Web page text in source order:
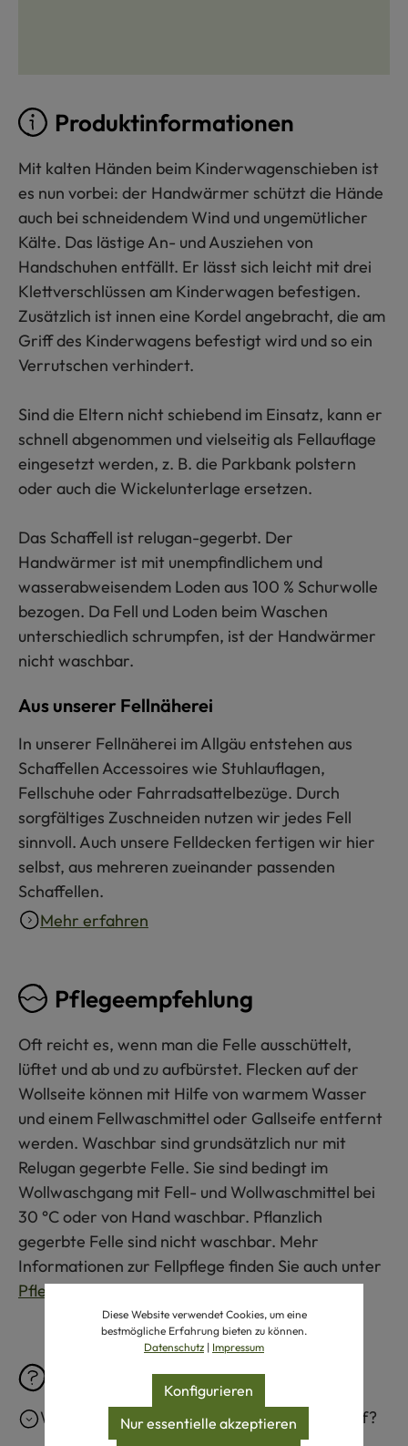
Produktinformationen
Mit kalten Händen beim Kinderwagenschieben ist
es nun vorbei: der Handwärmer schützt die Hände
auch bei schneidendem Wind und ungemütlicher
Kälte. Das lästige An- und Ausziehen von
Handschuhen entfällt. Er lässt sich leicht mit drei
Klettverschlüssen am Kinderwagen befestigen.
Zusätzlich ist innen eine Kordel angebracht, die am
Griff des Kinderwagens befestigt wird und so ein
Verrutschen verhindert.
Sind die Eltern nicht schiebend im Einsatz, kann er
schnell abgenommen und vielseitig als Fellauflage
eingesetzt werden, z. B. die Parkbank polstern
oder auch die Wickelunterlage ersetzen.
Das Schaffell ist relugan-gegerbt. Der
Handwärmer ist mit unempfindlichem und
wasserabweisendem Loden aus 100 % Schurwolle
bezogen. Da Fell und Loden beim Waschen
unterschiedlich schrumpfen, ist der Handwärmer
nicht waschbar.
Aus unserer Fellnäherei
In unserer Fellnäherei im Allgäu entstehen aus
Schaffellen Accessoires wie Stuhlauflagen,
Fellschuhe oder Fahrradsattelbezüge. Durch
sorgfältiges Zuschneiden nutzen wir jedes Fell
sinnvoll. Auch unsere Felldecken fertigen wir hier
selbst, aus mehreren zueinander passenden
Schaffellen.
Mehr erfahren
Pflegeempfehlung
Oft reicht es, wenn man die Felle ausschüttelt,
lüftet und ab und zu aufbürstet. Flecken auf der
Wollseite können mit Hilfe von warmem Wasser
und einem Fellwaschmittel oder Gallseife entfernt
werden. Waschbar sind grundsätzlich nur mit
Relugan gegerbte Felle. Sie sind bedingt im
Wollwaschgang mit Fell- und Wollwaschmittel bei
30 °C oder von Hand waschbar. Pflanzlich
gegerbte Felle sind nicht waschbar. Mehr
Informationen zur Fellpflege finden Sie auch unter
Pflegeempfehlung Felle.
Fragen zum Thema "Felle"
Warum riecht mein Schaffell sehr nach Schaf?
Diese Website verwendet Cookies, um eine
bestmögliche Erfahrung bieten zu können.
Datenschutz | Impressum
Nur essentielle akzeptieren
Konfigurieren